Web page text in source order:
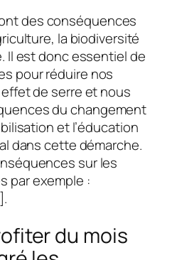
des conséquences
la biodiversité
Il est donc essentiel de
pour réduire nos
de serre et nous
du changement
et l’éducation
dans cette démarche.
sur les
par exemple :
du mois